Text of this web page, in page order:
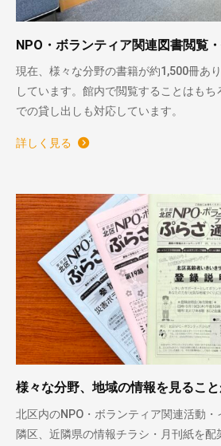
NPO・ボランティア関連図書閲覧
現在、様々な分野の書籍が約1,500冊あ
しています。館内で閲覧することはもち
での貸し出しも対応しています。
詳しく見る
様々な分野、地域の情報を見るこ
北区内のNPO・ボランティア関連活動
隣区、近隣県の情報チラシ・月刊紙を配